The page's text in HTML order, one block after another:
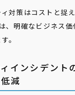
対策はコストと捉
、明確なビジネス
。
インシデント
減